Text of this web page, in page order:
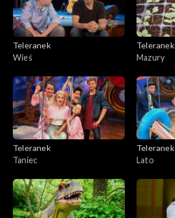
Teleranek
Wieś
Teleranek
Mazury
Teleranek
Taniec
Teleranek
Lato